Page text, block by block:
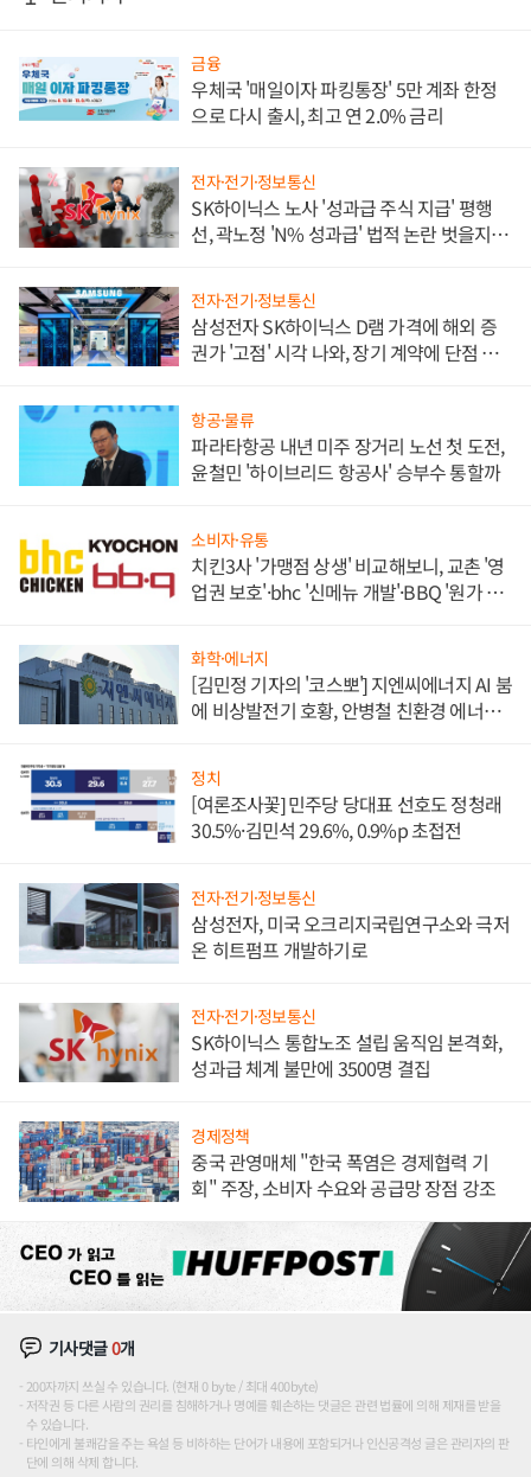
금융
우체국 '매일이자 파킹통장' 5만 계좌 한정
으로 다시 출시, 최고 연 2.0% 금리
전자·전기·정보통신
SK하이닉스 노사 '성과급 주식 지급' 평행
선, 곽노정 'N% 성과급' 법적 논란 벗을지 주
전자·전기·정보통신
삼성전자 SK하이닉스 D램 가격에 해외 증
권가 '고점' 시각 나와, 장기 계약에 단점 부
항공·물류
파라타항공 내년 미주 장거리 노선 첫 도전,
윤철민 '하이브리드 항공사' 승부수 통할까
소비자·유통
치킨3사 '가맹점 상생' 비교해보니, 교촌 '영
업권 보호'·bhc '신메뉴 개발'·BBQ '원가 부
화학·에너지
[김민정 기자의 '코스뽀'] 지엔씨에너지 AI 붐
에 비상발전기 호황, 안병철 친환경 에너지
정치
[여론조사꽃] 민주당 당대표 선호도 정청래
30.5%·김민석 29.6%, 0.9%p 초접전
전자·전기·정보통신
삼성전자, 미국 오크리지국립연구소와 극저
온 히트펌프 개발하기로
전자·전기·정보통신
SK하이닉스 통합노조 설립 움직임 본격화,
성과급 체계 불만에 3500명 결집
경제정책
중국 관영매체 "한국 폭염은 경제협력 기
회" 주장, 소비자 수요와 공급망 장점 강조
기사댓글0개
200자까지 쓰실 수 있습니다. (현재 0 byte / 최대 400byte)
저작권 등 다른 사람의 권리를 침해하거나 명예를 훼손하는 댓글은 관련 법률에 의해 제재를 받을
수 있습니다.
타인에게 불쾌감을 주는 욕설 등 비하하는 단어가 내용에 포함되거나 인신공격성 글은 관리자의 판
단에 의해 삭제 합니다.